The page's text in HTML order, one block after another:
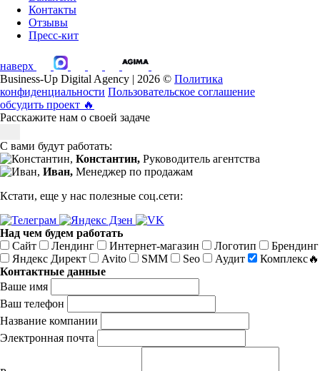
Контакты
Отзывы
Пресс-кит
наверх
Business-Up Digital Agency | 2026 © Политика
конфиденциальности Пользовательское соглашение
обсудить проект 🔥
Расскажите нам о своей задаче
С вами будут работать:
Константин, Руководитель агентства
Иван, Менеджер по продажам
Кстати, еще у нас полезные соц.сети:
Над чем будем работать
Сайт
Лендинг Интернет-магазин Логотип
Брендинг
Яндекс Директ
Avito SMM Seo Аудит
Комплекс🔥
Контактные данные
Ваше имя
Ваш телефон
Название компании
Электронная почта